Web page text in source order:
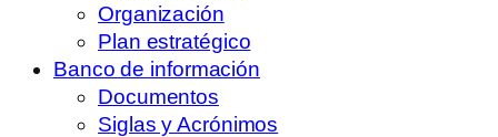
Organización
Plan estratégico
Banco de información
Documentos
Siglas y Acrónimos